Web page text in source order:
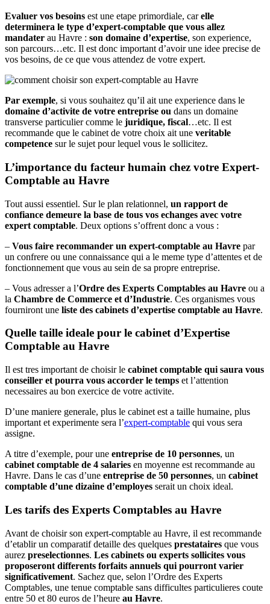
Evaluer vos besoins est une etape primordiale, carelle
determinera le type d’expert-comptable que vous allez
mandater au Havre : son domaine d’expertise, son experience,
son parcours…etc. Il est donc important d’avoir une idee precise de
vos besoins, de ce que vous attendez de votre expert.
Par exemple, si vous souhaitez qu’il ait une experience dans le
domaine d’activite de votre entreprise ou dans un domaine
transverse particulier comme le juridique, fiscal…etc. Il est
recommande que le cabinet de votre choix ait une veritable
competence sur le sujet pour lequel vous le sollicitez.
L’importance du facteur humain chez votre Expert-
Comptable au Havre
Tout aussi essentiel. Sur le plan relationnel, un rapport de
confiance demeure la base de tous vos echanges avec votre
expert comptable. Deux options s’offrent donc a vous :
– Vous faire recommander un expert-comptable au Havre par
un confrere ou une connaissance qui a le meme type d’attentes et de
fonctionnement que vous au sein de sa propre entreprise.
– Vous adresser a l’Ordre des Experts Comptables au Havre ou a
la Chambre de Commerce et d’Industrie. Ces organismes vous
fourniront une liste des cabinets d’expertise comptable au Havre.
Quelle taille ideale pour le cabinet d’Expertise
Comptable au Havre
Il est tres important de choisir le cabinet comptable qui saura vous
conseiller et pourra vous accorder le temps et l’attention
necessaires au bon exercice de votre activite.
D’une maniere generale, plus le cabinet est a taille humaine, plus
important et experimente sera l’expert-comptable qui vous sera
assigne.
A titre d’exemple, pour une entreprise de 10 personnes, un
cabinet comptable de 4 salaries en moyenne est recommande au
Havre. Dans le cas d’une entreprise de 50 personnes, un cabinet
comptable d’une dizaine d’employes serait un choix ideal.
Les tarifs des Experts Comptables au Havre
Avant de choisir son expert-comptable au Havre, il est recommande
d’etablir un comparatif detaille des quelques prestataires que vous
aurez preselectionnes. Les cabinets ou experts sollicites vous
proposeront differents forfaits annuels qui pourront varier
significativement. Sachez que, selon l’Ordre des Experts
Comptables, une tenue comptable sans difficultes particulieres coute
entre 50 et 80 euros de l’heure au Havre.